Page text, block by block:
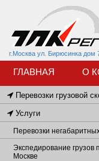
г.Москва ул. Бирюсинка дом 7
ГЛАВНАЯ О
Перевозки грузовой
Услуги
Перевозки
Экспедирование грузов
Москве